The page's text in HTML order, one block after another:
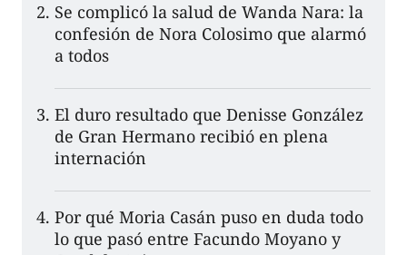
Se complicó la salud de Wanda Nara: la
confesión de Nora Colosimo que alarmó
a todos
El duro resultado que Denisse González
de Gran Hermano recibió en plena
internación
Por qué Moria Casán puso en duda todo
lo que pasó entre Facundo Moyano y